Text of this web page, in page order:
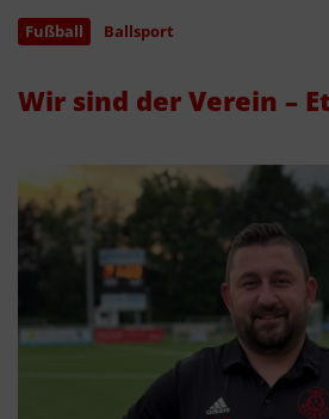
Fußball Ballsport
Wir sind der Verein –